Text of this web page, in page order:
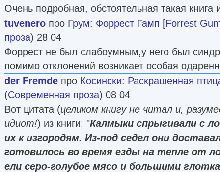
Очень подробная, обстоятельная такая книга
tuvenero про Грум: Форрест Гамп [Forrest
проза) 28 04
Форрест не был слабоумным,у него был
помимо отклонений возникает особая
der Fremde про Косински: Раскрашенная
(Современная проза) 08 04
Вот цитата (целиком книгу не читал и,
идиот!) из книги: "Калмыки спрыгивали с
их к изгородям. Из-под седел они
готовилось во время езды на тепле от
ели серо-голубое мясо и большими